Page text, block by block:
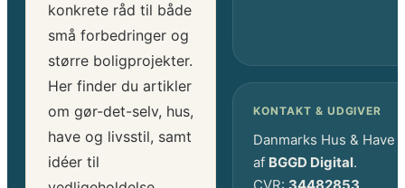
konkrete råd til både
små forbedringer og
større boligprojekter.
Her finder du artikler
om gør-det-selv, hus,
have og livsstil, samt
idéer til
KONTAKT & UDGIVER
Danmarks Hus & Have
af BGGD Digital.
CVR: 34482853